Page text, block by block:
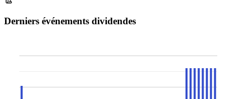
Derniers événements dividendes